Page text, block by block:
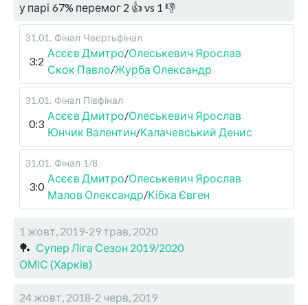
у парі 67% перемог 2 👍 vs 1 👎
31.01 . Фінал Чвертьфінал
3:2
Асєєв Дмитро/Олеськевич Ярослав
Скок Павло/Журба Олександр
31.01 . Фінал Півфінал
0:3
Асєєв Дмитро/Олеськевич Ярослав
Юнчик Валентин/Калачевський Денис
31.01 . Фінал 1/8
3:0
Асєєв Дмитро/Олеськевич Ярослав
Малов Олександр/Кібка Євген
1 жовт, 2019-29 трав, 2020
🏓 Супер Ліга Сезон 2019/2020
ОМІС (Харків)
24 жовт, 2018-2 черв, 2019